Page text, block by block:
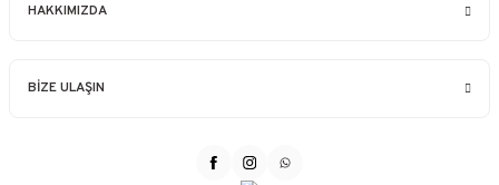
HAKKIMIZDA
BİZE ULAŞIN